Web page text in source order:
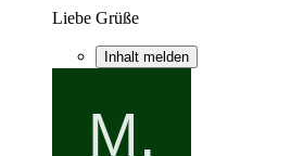
Liebe Grüße
Inhalt melden